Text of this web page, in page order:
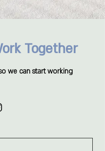
Together
we can start working